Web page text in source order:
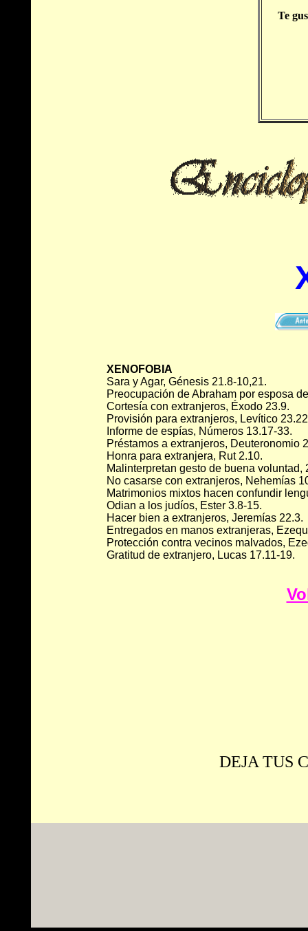
Te
XENOFOBIA
Sara y Agar, Génesis 21.8-10,21.
Preocupación de Abraham por esposa
Cortesía con extranjeros, Éxodo 23.9.
Provisión para extranjeros, Levítico
Informe de espías, Números 13.17-33.
Préstamos a extranjeros, Deuteronomio
Honra para extranjera, Rut 2.10.
Malinterpretan gesto de buena voluntad,
No casarse con extranjeros, Nehemías
Matrimonios mixtos hacen confundir
Odian a los judíos, Ester 3.8-15.
Hacer bien a extranjeros, Jeremías 22.3.
Entregados en manos extranjeras,
Protección contra vecinos malvados,
Gratitud de extranjero, Lucas 17.11-19.
DEJA TUS